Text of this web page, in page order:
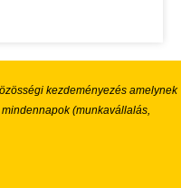
kezdeményezés amelynek
(munkavállalás,